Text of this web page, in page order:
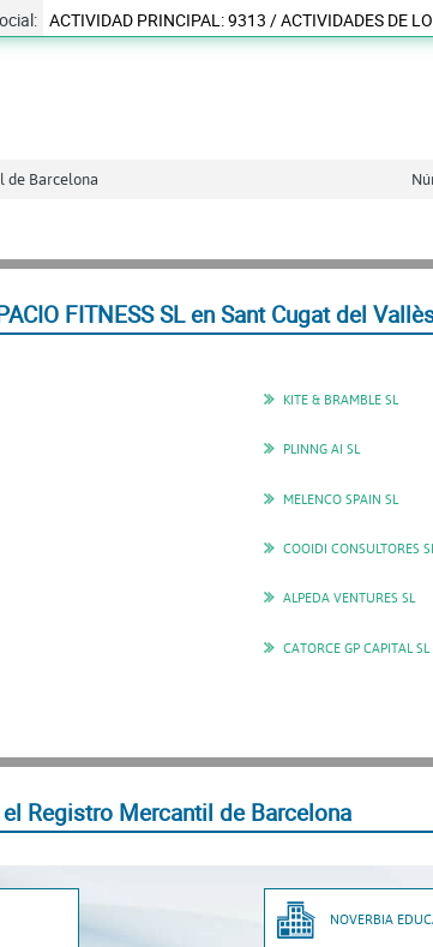
ACTIVIDAD PRINCIPAL: 9313 / ACTIVIDADES DE
de Barcelona
FITNESS SL en Sant Cugat del
KITE & BRAMBLE SL
PLINNG AI SL
MELENCO SPAIN SL
COOIDI CONSULTORES
ALPEDA VENTURES SL
CATORCE GP CAPITAL SL
Registro Mercantil de Barcelona
NOVERBIA